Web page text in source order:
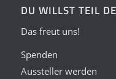
DU WILLST TEIL
Das freut uns!
Spenden
Aussteller werden